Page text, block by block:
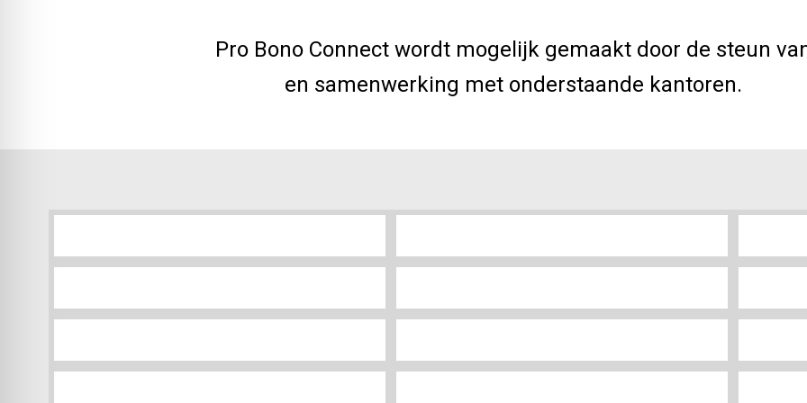
Pro Bono Connect wordt mogelijk gemaakt door de steun
en samenwerking met onderstaande kantoren.